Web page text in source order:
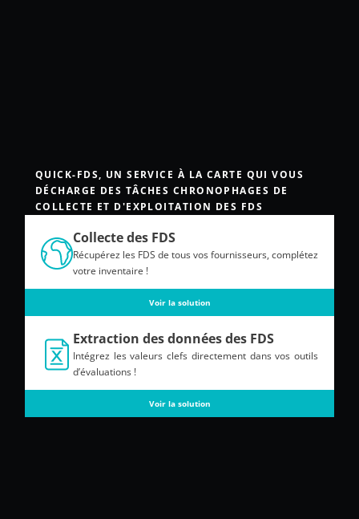
QUICK-FDS, UN SERVICE À LA CARTE QUI VOUS
DÉCHARGE DES TÂCHES CHRONOPHAGES DE
COLLECTE ET D'EXPLOITATION DES FDS
Collecte des FDS
Récupérez les FDS de tous vos fournisseurs, complétez
votre inventaire !
Voir la solution
Extraction des données des FDS
Intégrez les valeurs clefs directement dans vos outils
d’évaluations !
Voir la solution